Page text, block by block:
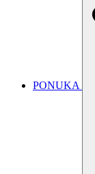
PONUKA